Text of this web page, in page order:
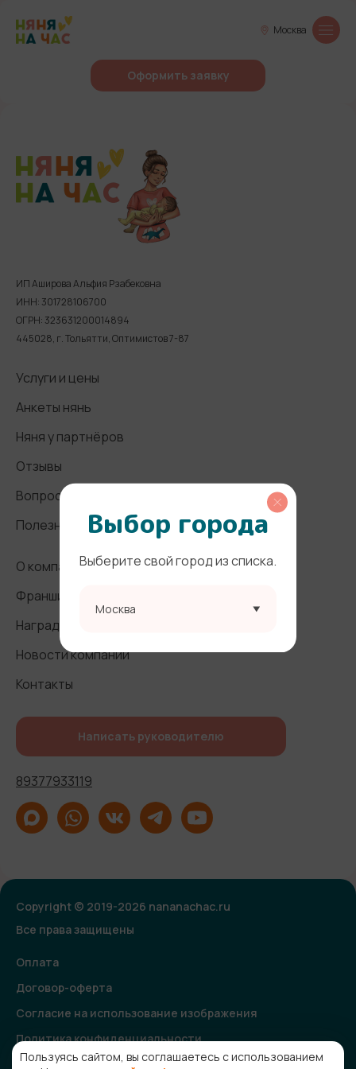
Москва
Оформить заявку
ИП Аширова Альфия Рзабековна
ИНН: 301728106700
ОГРН: 323631200014894
445028, г. Тольятти, Оптимистов 7-87
Услуги и цены
Анкеты нянь
Няня у партнёров
Отзывы
Вопросы и ответы
Полезные статьи
О компании
Франшиза
Награды и СМИ
Новости компании
Контакты
Написать руководителю
89377933119
Copyright © 2019-2026 nananachac.ru
Все права защищены
Оплата
Договор-оферта
Согласие на использование изображения
Политика конфиденциальности
Согласие на получение рекламной и информационной
Выбор города
Выберите свой город из списка.
Москва
Пользуясь сайтом, вы соглашаетесь с использованием